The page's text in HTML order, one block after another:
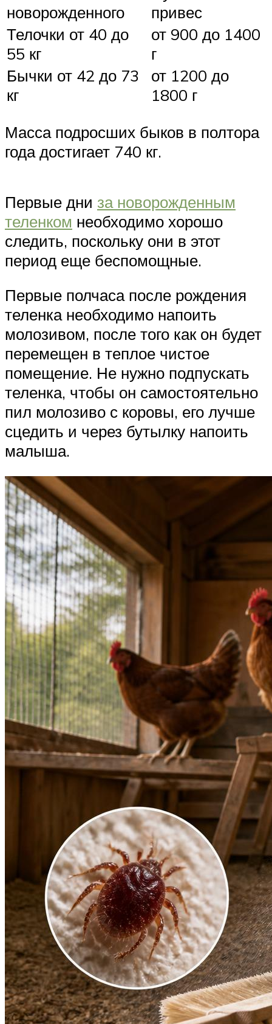
новорожденного
привес
Телочки от 40 до
55 кг
от 900 до 1400
г
Бычки от 42 до 73
кг
от 1200 до
1800 г
Масса подросших быков в полтора
года достигает 740 кг.
Первые дни за новорожденным
теленком необходимо хорошо
следить, поскольку они в этот
период еще беспомощные.
Первые полчаса после рождения
теленка необходимо напоить
молозивом, после того как он будет
перемещен в теплое чистое
помещение. Не нужно подпускать
теленка, чтобы он самостоятельно
пил молозиво с коровы, его лучше
сцедить и через бутылку напоить
малыша.